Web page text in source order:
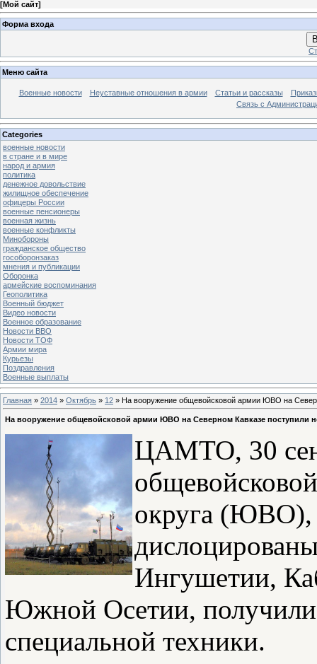
[Мой сайт]
Форма входа
Меню сайта
Военные новости Неуставные отношения в армии Статьи и рассказы
Связь с
Categories
военные новости
в стране и в мире
народ и армия
политика
денежное довольствие
жилищное обеспечение
офицеры России
военные пенсионеры
военная жизнь
военные конфликты
Минобороны
гражданское общество
гособоронзаказ
мнения и публикации
Оборонка
армейские воспоминания
Геополитика
Военный бюджет
Видео новости
Военное образование
Новости ВВО
Новости ТОФ
Армии мира
Курьезы
Поздравления
Военные выплаты
Главная » 2014 » Октябрь » 12 » На вооружение общевойсковой армии ЮВО на
На вооружение общевойсковой армии ЮВО на Северном Кавказе поступили
ЦАМТО, 30
округа (ЮВО),
Ингушетии,
Южной Осетии,
специальной техники.